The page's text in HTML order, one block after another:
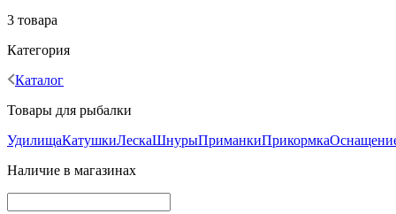
3 товара
Категория
Каталог
Товары для рыбалки
УдилищаКатушкиЛескаШнурыПриманкиПрикормка
Наличие в магазинах